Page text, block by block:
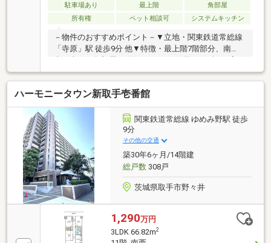
駐車場あり 最上階
角部屋
所有権
ペット相談可 システムキッチン
－物件のおすすめポイント－▼立地・関東鉄道常総線
「寺原」駅 徒歩9分 他▼特徴・最上階7階部分、南
東・南西の角部屋・2面バルコニー仕様、LD含む4室が
バルコニーに面する間取り・ご家族との会話が弾む対
面式キッチン採用、カウンター付・約6.0帖の和室は引
き戸を開放し、隣接するLDと一体利用も可能・全居室
に収納スペースを確保・ペット飼育可能(規約制限
有)▼周辺環境・取手市立取手西小学校 徒歩6分(約
420m)・取手市立取手第二中学校 徒歩6分(約450m)
ハーモニータウン新取手壱番館
関東鉄道常総線 ゆめみ野駅 徒歩
9分
その他の交通
築30年6ヶ月/14階建
総戸数308戸
茨城県取手市野々井
1,290万円
3LDK 66.82m2